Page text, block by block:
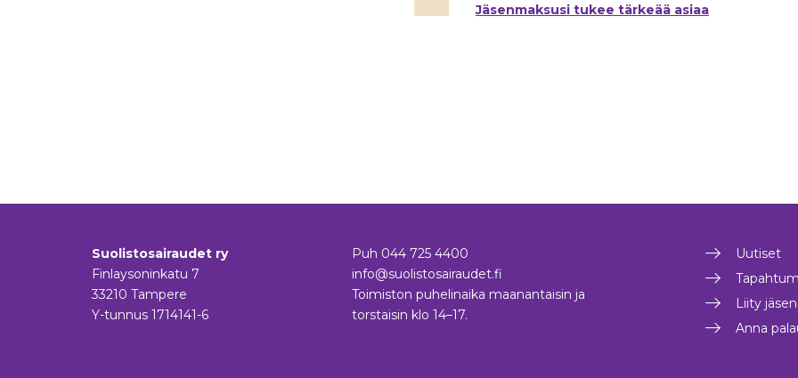
Jäsenmaksusi tukee tärkeää asiaa
Suolistosairaudet ry
Finlaysoninkatu 7
33210 Tampere
Y-tunnus 1714141-6
Puh 044 725 4400
info@suolistosairaudet.fi
Toimiston puhelinaika maanantaisin ja
torstaisin klo 14–17.
Uutiset
Liity
Anna